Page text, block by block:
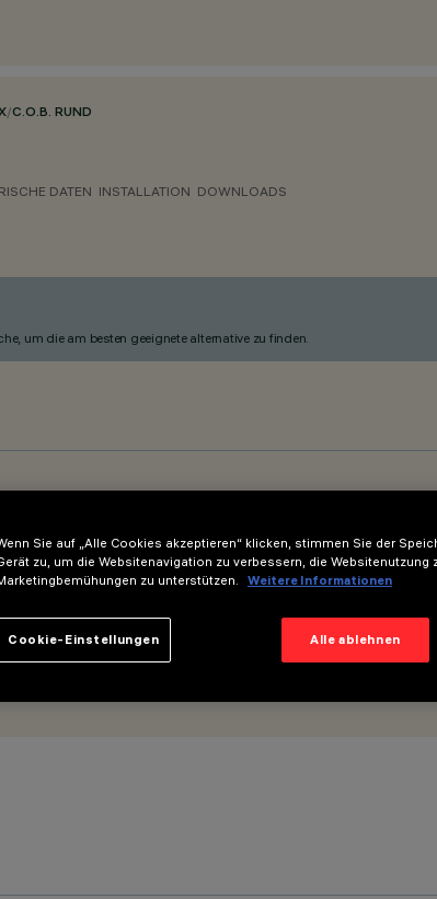
/C.O.B. RUND
DATEN INSTALLATION DOWNLOADS
um die am besten geeignete alternative zu finden.
Medium-Optik - UGR<19
Sie auf „Alle Cookies akzeptieren“ klicken, stimmen Sie der
zu, um die Websitenavigation zu verbessern, die Websitenutzung
zu unterstützen.
Weitere Informationen
Alle ablehnen
Cookie-Einstellungen